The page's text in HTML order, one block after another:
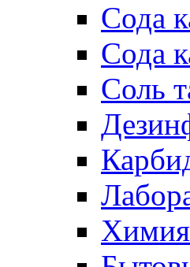
Сода
Сода
Соль